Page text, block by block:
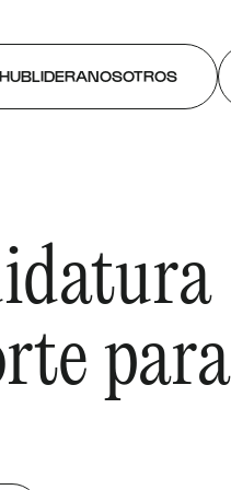
HUBLIDERANOSOTROS
para